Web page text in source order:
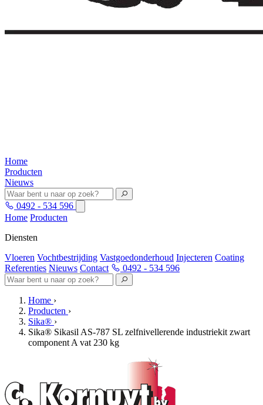
Home
Producten
Nieuws
0492 - 534 596
Home Producten
Diensten
Vloeren Vochtbestrijding Vastgoedonderhoud Injecteren Coating
Referenties Nieuws Contact 0492 - 534 596
Home ›
Producten ›
Sika® ›
Sika® Sikasil AS-787 SL zelfnivellerende industriekit zwart
component A vat 230 kg